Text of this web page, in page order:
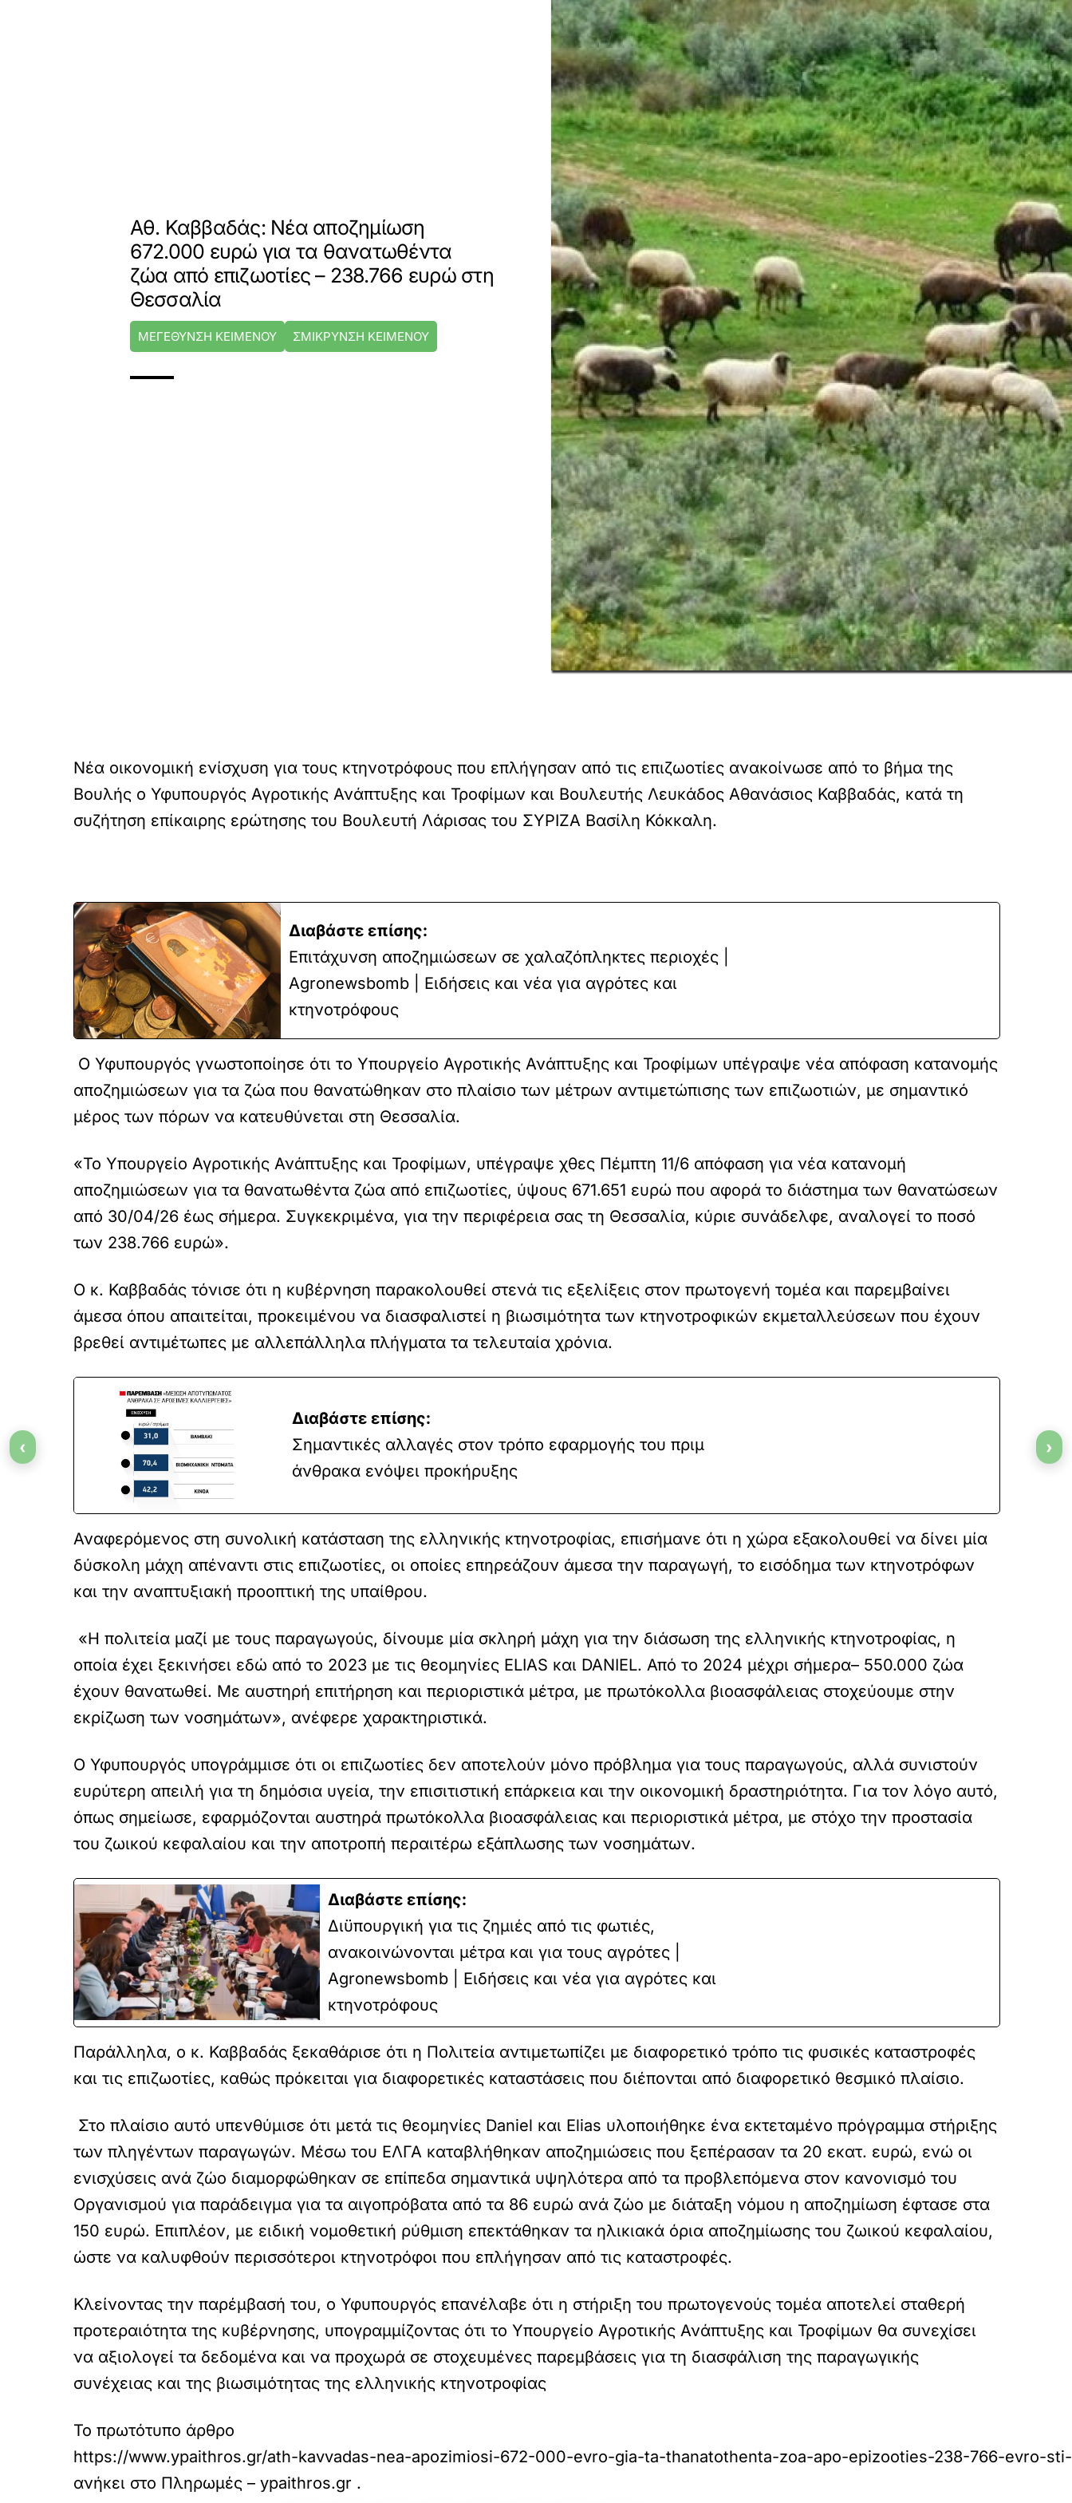
Αθ. Καββαδάς: Νέα αποζημίωση
672.000 ευρώ για τα θανατωθέντα
ζώα από επιζωοτίες – 238.766 ευρώ στη
Θεσσαλία
ΜΕΓΕΘΥΝΣΗ ΚΕΙΜΕΝΟΥ ΣΜΙΚΡΥΝΣΗ ΚΕΙΜΕΝΟΥ
Νέα οικονομική ενίσχυση για τους κτηνοτρόφους που επλήγησαν από τις επιζωοτίες ανακοίνωσε από το βήμα της
Βουλής ο Υφυπουργός Αγροτικής Ανάπτυξης και Τροφίμων και Βουλευτής Λευκάδος Αθανάσιος Καββαδάς, κατά τη
συζήτηση επίκαιρης ερώτησης του Βουλευτή Λάρισας του ΣΥΡΙΖΑ Βασίλη Κόκκαλη.
Διαβάστε επίσης:
Επιτάχυνση αποζημιώσεων σε χαλαζόπληκτες περιοχές |
Agronewsbomb | Ειδήσεις και νέα για αγρότες και
κτηνοτρόφους
Ο Υφυπουργός γνωστοποίησε ότι το Υπουργείο Αγροτικής Ανάπτυξης και Τροφίμων υπέγραψε νέα απόφαση κατανομής
αποζημιώσεων για τα ζώα που θανατώθηκαν στο πλαίσιο των μέτρων αντιμετώπισης των επιζωοτιών, με σημαντικό
μέρος των πόρων να κατευθύνεται στη Θεσσαλία.
«Το Υπουργείο Αγροτικής Ανάπτυξης και Τροφίμων, υπέγραψε χθες Πέμπτη 11/6 απόφαση για νέα κατανομή
αποζημιώσεων για τα θανατωθέντα ζώα από επιζωοτίες, ύψους 671.651 ευρώ που αφορά το διάστημα των θανατώσεων
από 30/04/26 έως σήμερα. Συγκεκριμένα, για την περιφέρεια σας τη Θεσσαλία, κύριε συνάδελφε, αναλογεί το ποσό
των 238.766 ευρώ».
Ο κ. Καββαδάς τόνισε ότι η κυβέρνηση παρακολουθεί στενά τις εξελίξεις στον πρωτογενή τομέα και παρεμβαίνει
άμεσα όπου απαιτείται, προκειμένου να διασφαλιστεί η βιωσιμότητα των κτηνοτροφικών εκμεταλλεύσεων που έχουν
βρεθεί αντιμέτωπες με αλλεπάλληλα πλήγματα τα τελευταία χρόνια.
Διαβάστε επίσης:
Σημαντικές αλλαγές στον τρόπο εφαρμογής του πριμ
άνθρακα ενόψει προκήρυξης
Αναφερόμενος στη συνολική κατάσταση της ελληνικής κτηνοτροφίας, επισήμανε ότι η χώρα εξακολουθεί να δίνει μία
δύσκολη μάχη απέναντι στις επιζωοτίες, οι οποίες επηρεάζουν άμεσα την παραγωγή, το εισόδημα των κτηνοτρόφων
και την αναπτυξιακή προοπτική της υπαίθρου.
«Η πολιτεία μαζί με τους παραγωγούς, δίνουμε μία σκληρή μάχη για την διάσωση της ελληνικής κτηνοτροφίας, η
οποία έχει ξεκινήσει εδώ από το 2023 με τις θεομηνίες ELIAS και DANIEL. Από το 2024 μέχρι σήμερα– 550.000 ζώα
έχουν θανατωθεί. Με αυστηρή επιτήρηση και περιοριστικά μέτρα, με πρωτόκολλα βιοασφάλειας στοχεύουμε στην
εκρίζωση των νοσημάτων», ανέφερε χαρακτηριστικά.
Ο Υφυπουργός υπογράμμισε ότι οι επιζωοτίες δεν αποτελούν μόνο πρόβλημα για τους παραγωγούς, αλλά συνιστούν
ευρύτερη απειλή για τη δημόσια υγεία, την επισιτιστική επάρκεια και την οικονομική δραστηριότητα. Για τον λόγο αυτό,
όπως σημείωσε, εφαρμόζονται αυστηρά πρωτόκολλα βιοασφάλειας και περιοριστικά μέτρα, με στόχο την προστασία
του ζωικού κεφαλαίου και την αποτροπή περαιτέρω εξάπλωσης των νοσημάτων.
Διαβάστε επίσης:
Διϋπουργική για τις ζημιές από τις φωτιές,
ανακοινώνονται μέτρα και για τους αγρότες |
Agronewsbomb | Ειδήσεις και νέα για αγρότες και
κτηνοτρόφους
Παράλληλα, ο κ. Καββαδάς ξεκαθάρισε ότι η Πολιτεία αντιμετωπίζει με διαφορετικό τρόπο τις φυσικές καταστροφές
και τις επιζωοτίες, καθώς πρόκειται για διαφορετικές καταστάσεις που διέπονται από διαφορετικό θεσμικό πλαίσιο.
Στο πλαίσιο αυτό υπενθύμισε ότι μετά τις θεομηνίες Daniel και Elias υλοποιήθηκε ένα εκτεταμένο πρόγραμμα στήριξης
των πληγέντων παραγωγών. Μέσω του ΕΛΓΑ καταβλήθηκαν αποζημιώσεις που ξεπέρασαν τα 20 εκατ. ευρώ, ενώ οι
ενισχύσεις ανά ζώο διαμορφώθηκαν σε επίπεδα σημαντικά υψηλότερα από τα προβλεπόμενα στον κανονισμό του
Οργανισμού για παράδειγμα για τα αιγοπρόβατα από τα 86 ευρώ ανά ζώο με διάταξη νόμου η αποζημίωση έφτασε στα
150 ευρώ. Επιπλέον, με ειδική νομοθετική ρύθμιση επεκτάθηκαν τα ηλικιακά όρια αποζημίωσης του ζωικού κεφαλαίου,
ώστε να καλυφθούν περισσότεροι κτηνοτρόφοι που επλήγησαν από τις καταστροφές.
Κλείνοντας την παρέμβασή του, ο Υφυπουργός επανέλαβε ότι η στήριξη του πρωτογενούς τομέα αποτελεί σταθερή
προτεραιότητα της κυβέρνησης, υπογραμμίζοντας ότι το Υπουργείο Αγροτικής Ανάπτυξης και Τροφίμων θα συνεχίσει
να αξιολογεί τα δεδομένα και να προχωρά σε στοχευμένες παρεμβάσεις για τη διασφάλιση της παραγωγικής
συνέχειας και της βιωσιμότητας της ελληνικής κτηνοτροφίας
Το πρωτότυπο άρθρο
https://www.ypaithros.gr/ath-kavvadas-nea-apozimiosi-672-000-evro-gia-ta-thanatothenta-zoa-apo-epizooties-238-766-evro-
ανήκει στο Πληρωμές – ypaithros.gr .
‹ ›